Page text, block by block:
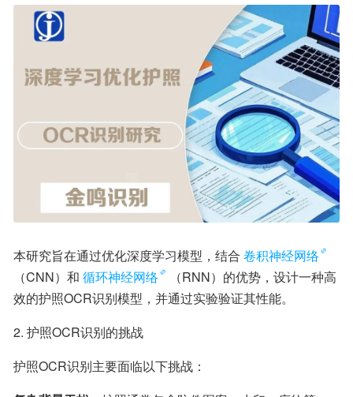
本研究旨在通过优化深度学习模型，结合 卷积神经网络
（CNN）和 循环神经网络
（RNN）的优势，设计一种高
效的护照OCR识别模型，并通过实验验证其性能。
2. 护照OCR识别的挑战
护照OCR识别主要面临以下挑战：